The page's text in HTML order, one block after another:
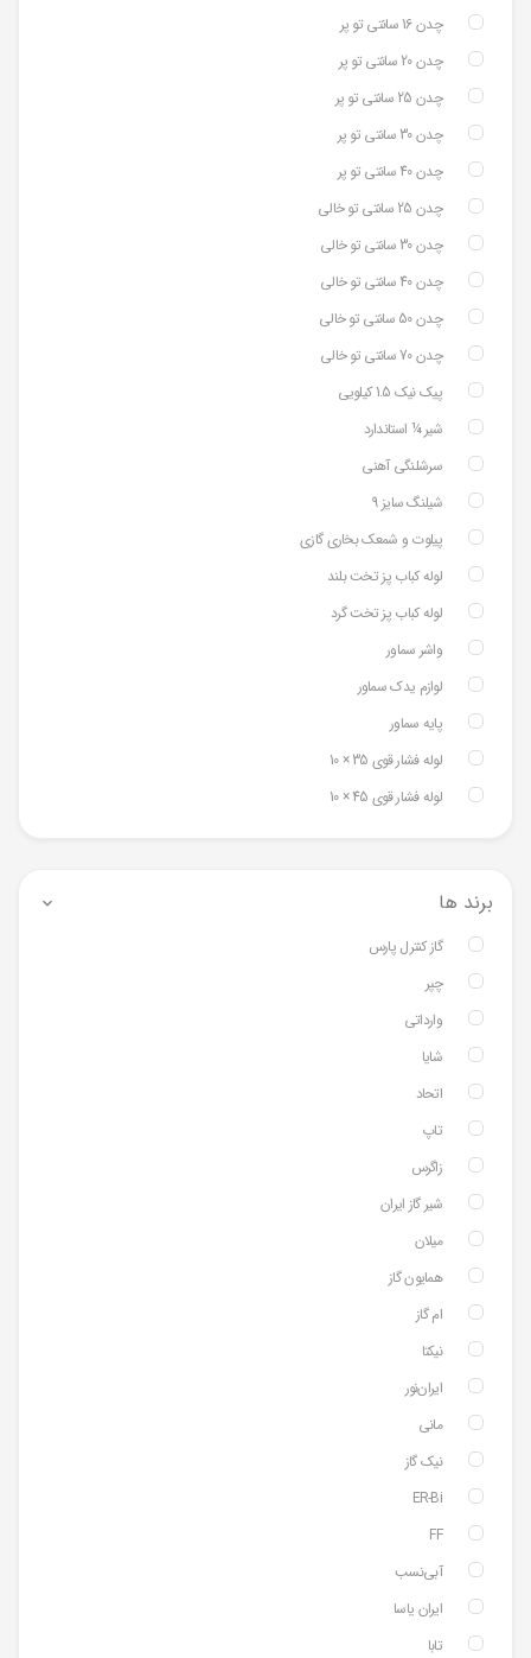
چدن 16 سانتی تو پر
چدن 20 سانتی تو پر
چدن 25 سانتی تو پر
چدن 30 سانتی تو پر
چدن 40 سانتی تو پر
چدن 25 سانتی تو خالی
چدن 30 سانتی تو خالی
چدن 40 سانتی تو خالی
چدن 50 سانتی تو خالی
چدن 70 سانتی تو خالی
پیک نیک 1.5 کیلویی
شیر ¼ استاندارد
سرشلنگی آهنی
شیلنگ سایز 9
پیلوت و شمعک بخاری گازی
لوله کباب پز تخت بلند
لوله کباب پز تخت گرد
واشر سماور
لوازم یدک سماور
پایه سماور
لوله فشار قوی 35 × 10
لوله فشار قوی 45 × 10
برند ها
گاز کنترل پارس
چپر
وارداتی
شایا
اتحاد
تاپ
زاگرس
شیر گاز ایران
میلان
همایون گاز
ام گاز
نیکتا
ایران‌نور
مانی
نیک گاز
ER-Bi
FF
آبی‌نسب
ایران یاسا
تابا